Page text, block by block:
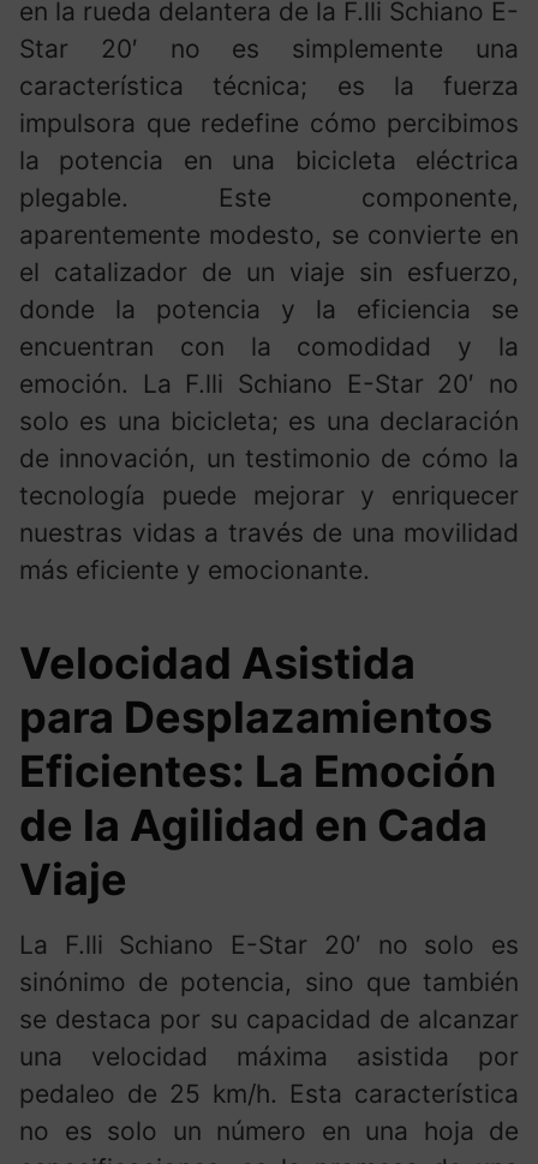
en la rueda delantera de la F.lli Schiano E-
Star 20′ no es simplemente una
característica técnica; es la fuerza
impulsora que redefine cómo percibimos
la potencia en una bicicleta eléctrica
plegable. Este componente,
aparentemente modesto, se convierte en
el catalizador de un viaje sin esfuerzo,
donde la potencia y la eficiencia se
encuentran con la comodidad y la
emoción. La F.lli Schiano E-Star 20′ no
solo es una bicicleta; es una declaración
de innovación, un testimonio de cómo la
tecnología puede mejorar y enriquecer
nuestras vidas a través de una movilidad
más eficiente y emocionante.
Velocidad Asistida
para Desplazamientos
Eficientes: La Emoción
de la Agilidad en Cada
Viaje
La F.lli Schiano E-Star 20′ no solo es
sinónimo de potencia, sino que también
se destaca por su capacidad de alcanzar
una velocidad máxima asistida por
pedaleo de 25 km/h. Esta característica
no es solo un número en una hoja de